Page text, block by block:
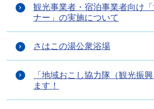
観光事業者・宿泊事業者向け「
ナー」の実施について
さはこの湯公衆浴場
「地域おこし協力隊（観光振
ます！